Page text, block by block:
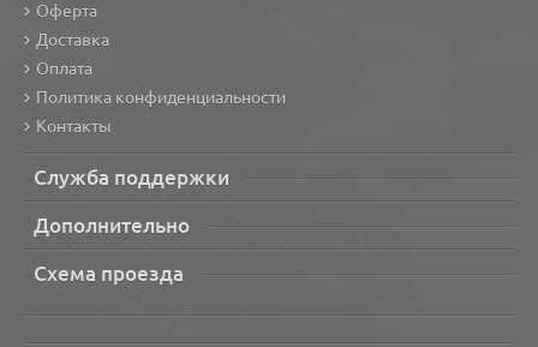
Оферта
Доставка
Оплата
Политика конфиденциальности
Контакты
Служба поддержки
Дополнительно
Схема проезда